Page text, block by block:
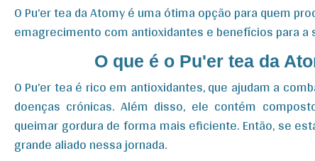
O Pu’er tea da Atomy é uma ótima opção para quem
emagrecimento com antioxidantes e benefícios para a
O que é o Pu'er tea da
O Pu’er tea é rico em antioxidantes, que ajudam a
doenças crónicas. Além disso, ele contém
queimar gordura de forma mais eficiente. Então, se
grande aliado nessa jornada.